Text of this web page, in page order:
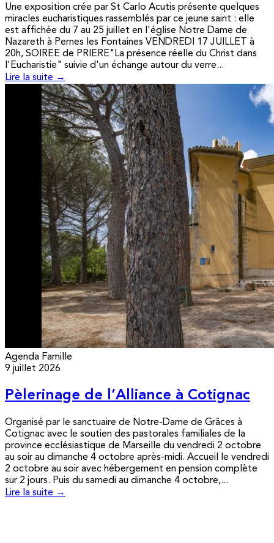
Une exposition crée par St Carlo Acutis présente quelques
miracles eucharistiques rassemblés par ce jeune saint : elle
est affichée du 7 au 25 juillet en l'église Notre Dame de
Nazareth à Pernes les Fontaines VENDREDI 17 JUILLET à
20h, SOIREE de PRIERE"La présence réelle du Christ dans
l'Eucharistie" suivie d'un échange autour du verre...
Lire la suite →
Agenda Famille
9 juillet 2026
Pèlerinage de l’Alliance à Cotignac
Organisé par le sanctuaire de Notre-Dame de Grâces à
Cotignac avec le soutien des pastorales familiales de la
province ecclésiastique de Marseille du vendredi 2 octobre
au soir au dimanche 4 octobre après-midi. Accueil le vendredi
2 octobre au soir avec hébergement en pension complète
sur 2 jours. Puis du samedi au dimanche 4 octobre,...
Lire la suite →